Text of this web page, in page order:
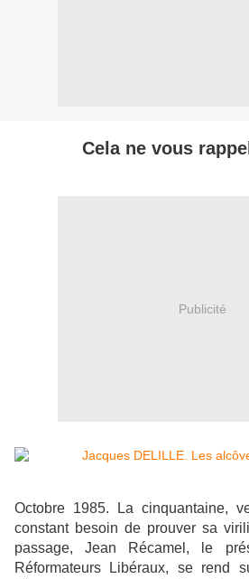
Cela ne vous
Publicité
Octobre 1985. La cinquantaine,
constant besoin de prouver sa
passage, Jean Récamel, le
Réformateurs Libéraux, se rend